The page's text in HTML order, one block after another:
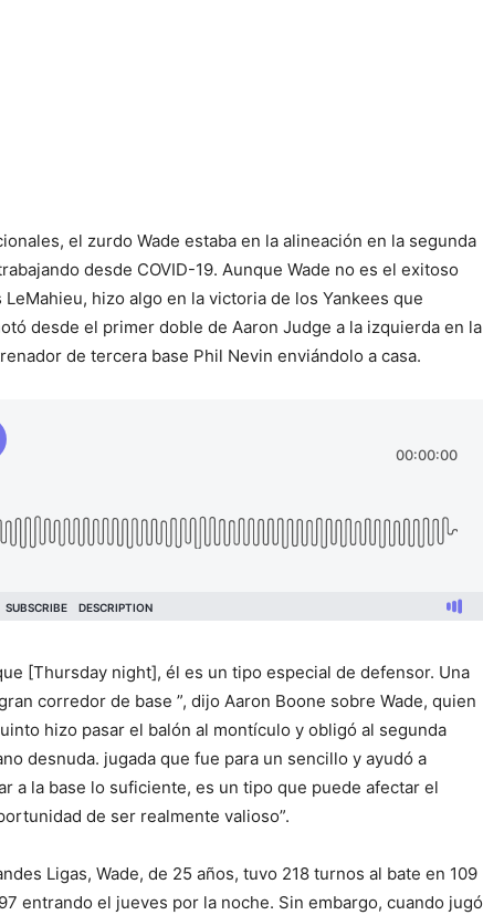
el zurdo Wade estaba en la alineación en la segunda
desde COVID-19. Aunque Wade no es el exitoso
hizo algo en la victoria de los Yankees que
desde el primer doble de Aaron Judge a la izquierda en la
de tercera base Phil Nevin enviándolo a casa.
[Thursday night], él es un tipo especial de defensor. Una
corredor de base ”, dijo Aaron Boone sobre Wade, quien
hizo pasar el balón al montículo y obligó al segunda
desnuda. jugada que fue para un sencillo y ayudó a
a la base lo suficiente, es un tipo que puede afectar el
de ser realmente valioso”.
Ligas, Wade, de 25 años, tuvo 218 turnos al bate en 109
entrando el jueves por la noche. Sin embargo, cuando jugó